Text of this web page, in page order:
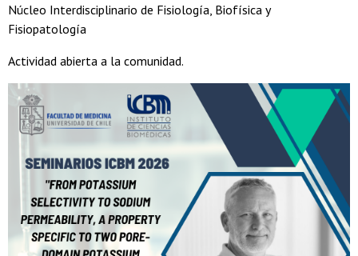
Núcleo Interdisciplinario de Fisiología, Biofísica y
Fisiopatología
Actividad abierta a la comunidad.